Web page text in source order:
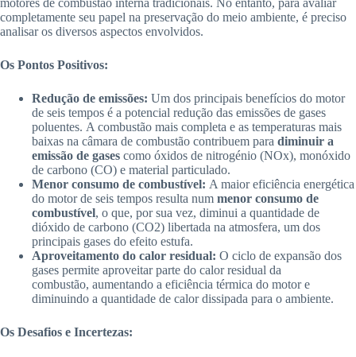
completamente seu papel na preservação do meio ambiente, é preciso
analisar os diversos aspectos envolvidos.
Os Pontos Positivos:
Redução de emissões: Um dos principais benefícios do motor
de seis tempos é a potencial redução das emissões de gases
poluentes. A combustão mais completa e as temperaturas mais
baixas na câmara de combustão contribuem para diminuir a
emissão de gases como óxidos de nitrogénio (NOx), monóxido
de carbono (CO) e material particulado.
Menor consumo de combustível: A maior eficiência energética
do motor de seis tempos resulta num menor consumo de
combustível, o que, por sua vez, diminui a quantidade de
dióxido de carbono (CO2) libertada na atmosfera, um dos
principais gases do efeito estufa.
Aproveitamento do calor residual: O ciclo de expansão dos
gases permite aproveitar parte do calor residual da
combustão, aumentando a eficiência térmica do motor e
diminuindo a quantidade de calor dissipada para o ambiente.
Os Desafios e Incertezas: